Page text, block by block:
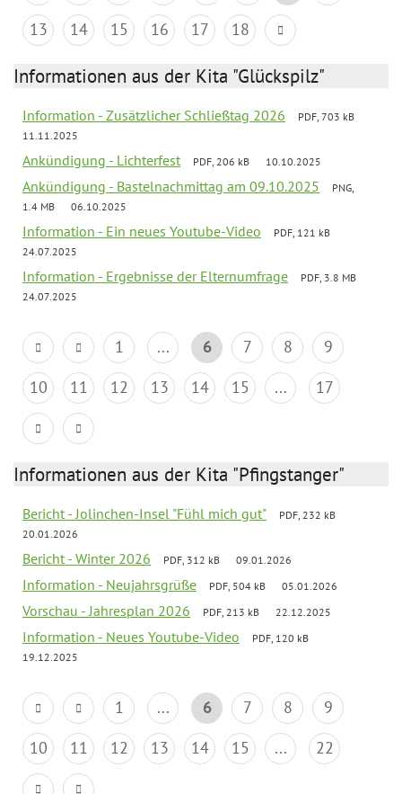
13
14 15 16 17 18
Informationen aus der Kita "Glückspilz"
Information - Zusätzlicher Schließtag 2026
PDF, 703 kB
11.11.2025
Ankündigung - Lichterfest PDF, 206 kB 10.10.2025
Ankündigung - Bastelnachmittag am 09.10.2025
PNG,
1.4 MB
06.10.2025
Information - Ein neues Youtube-Video
PDF, 121 kB
24.07.2025
Information - Ergebnisse der Elternumfrage
PDF, 3.8 MB
24.07.2025
1 ... 6 7 8
9
10
11 12 13 14 15 ... 17
Informationen aus der Kita "Pfingstanger"
Bericht - Jolinchen-Insel "Fühl mich gut"
PDF, 232 kB
20.01.2026
Bericht - Winter 2026 PDF, 312 kB 09.01.2026
Information - Neujahrsgrüße PDF, 504 kB 05.01.2026
Vorschau - Jahresplan 2026 PDF, 213 kB 22.12.2025
Information - Neues Youtube-Video
PDF, 120 kB
19.12.2025
1 ... 6 7 8
9
10
11 12 13 14 15 ... 22